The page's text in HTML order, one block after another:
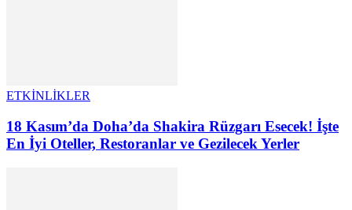
ETKİNLİKLER
18 Kasım’da Doha’da Shakira Rüzgarı Esecek! İşte
En İyi Oteller, Restoranlar ve Gezilecek Yerler